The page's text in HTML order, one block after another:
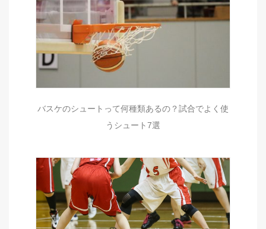
バスケのシュートって何種類あるの？試合でよく使
うシュート7選